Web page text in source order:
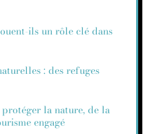
ils un rôle clé dans
: des refuges
la nature, de la
engagé